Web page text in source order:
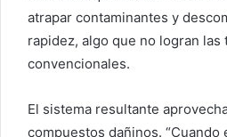
atrapar contaminantes y
rapidez, algo que no logran las
convencionales.
El sistema resultante
compuestos dañinos. “Cuando